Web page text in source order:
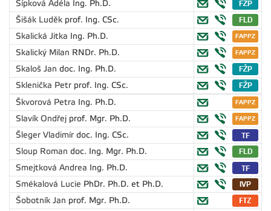
Šípková Adéla Ing. Ph.D.
Šišák Luděk prof. Ing. CSc.
Skalická Jitka Ing. Ph.D.
Skalický Milan RNDr. Ph.D.
Skaloš Jan doc. Ing. Ph.D.
Sklenička Petr prof. Ing. CSc.
Škvorová Petra Ing. Ph.D.
Slavík Ondřej prof. Mgr. Ph.D.
Šleger Vladimír doc. Ing. CSc.
Sloup Roman doc. Ing. Mgr. Ph.D.
Smejtková Andrea Ing. Ph.D.
Smékalová Lucie PhDr. Ph.D. et Ph.D.
Šobotník Jan prof. Mgr. Ph.D.